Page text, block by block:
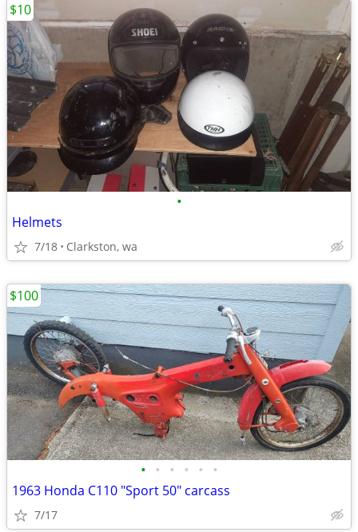
•
Helmets
7/18 Clarkston, wa
$10
• • • • • •
1963 Honda C110 "Sport 50" carcass
7/17
$100